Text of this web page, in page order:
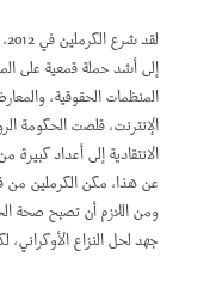
إلى أشد حملة قمعية على
المنظمات الحقوقية،
الإنترنت، قلصت الحكومة
الانتقادية إلى أعداد
عن هذا، مكن الكرملين من
ومن اللازم أن تصبح صحة
جهد لحل النزاع الأوكراني،